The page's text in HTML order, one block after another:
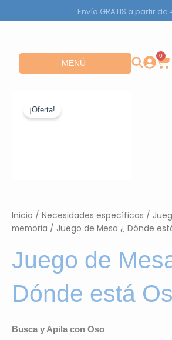
al
Envío GRATIS a partir de
MENÚ Abrir MENÚ 0
¡Oferta!
Inicio / Necesidades específicas /
memoria / Juego de Mesa ¿ Dónde
Juego de
Dónde está
Busca y Apila con Oso